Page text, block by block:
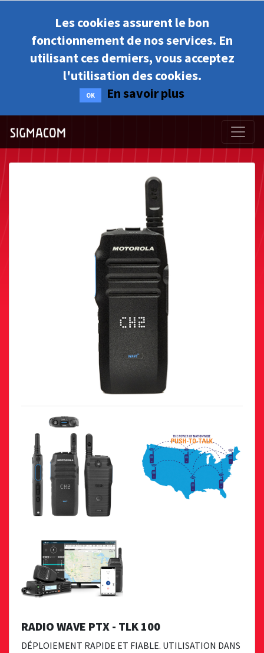
Les cookies assurent le bon
fonctionnement de nos services. En
utilisant ces derniers, vous acceptez
l'utilisation des cookies.
OK En savoir plus
RADIO WAVE PTX - TLK 100
DÉPLOIEMENT RAPIDE ET FIABLE. UTILISATION DANS